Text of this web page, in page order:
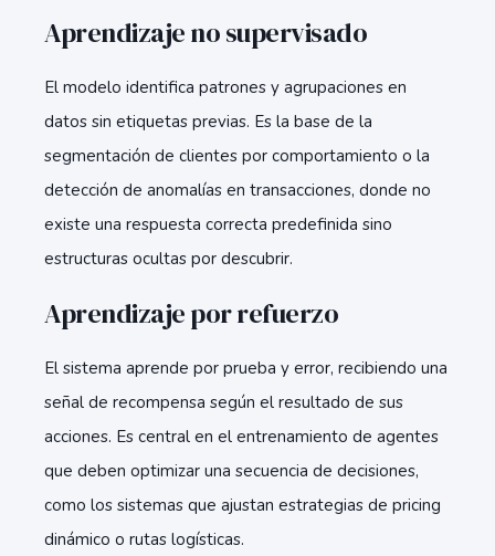
Aprendizaje no supervisado
El modelo identifica patrones y agrupaciones en
datos sin etiquetas previas. Es la base de la
segmentación de clientes por comportamiento o la
detección de anomalías en transacciones, donde no
existe una respuesta correcta predefinida sino
estructuras ocultas por descubrir.
Aprendizaje por refuerzo
El sistema aprende por prueba y error, recibiendo una
señal de recompensa según el resultado de sus
acciones. Es central en el entrenamiento de agentes
que deben optimizar una secuencia de decisiones,
como los sistemas que ajustan estrategias de pricing
dinámico o rutas logísticas.